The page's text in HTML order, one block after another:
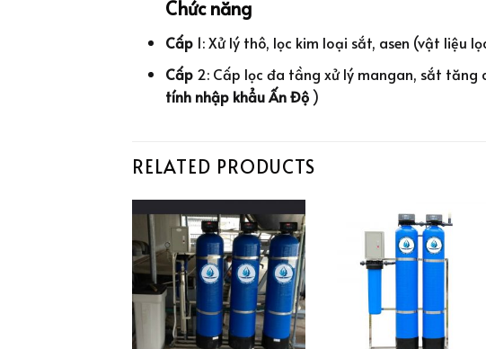
Chức năng
Cấp1️: Xử lý thô, lọc kim loại sắt, asen (vật liệu
Cấp2️: Cấp lọc đa tầng xử lý mangan, sắt tăng
tính nhập khẩu Ấn Độ )
RELATED PRODUCTS